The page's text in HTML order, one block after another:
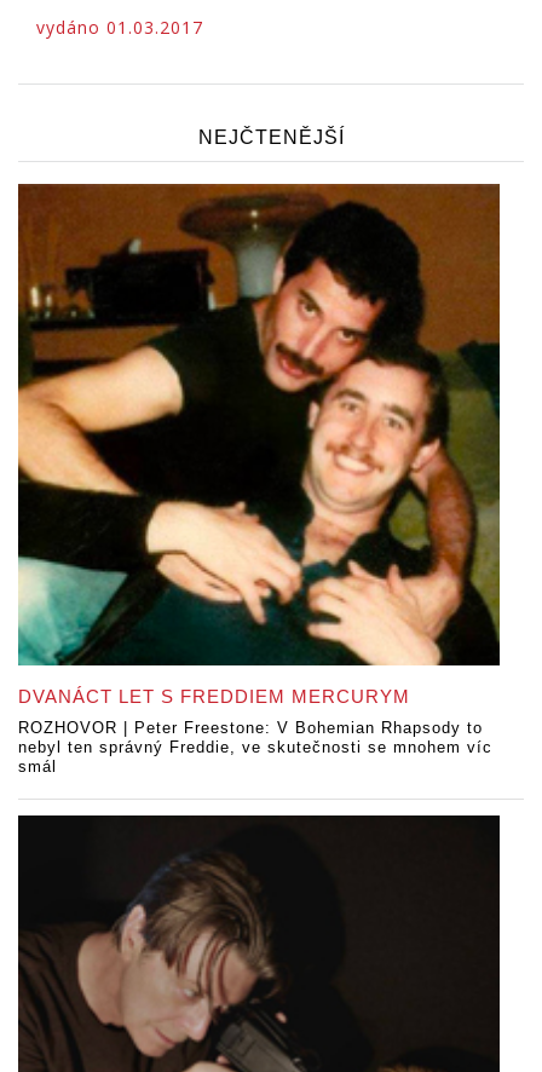
vydáno 01.03.2017
NEJČTENĚJŠÍ
DVANÁCT LET S FREDDIEM MERCURYM
ROZHOVOR | Peter Freestone: V Bohemian Rhapsody to
nebyl ten správný Freddie, ve skutečnosti se mnohem víc
smál